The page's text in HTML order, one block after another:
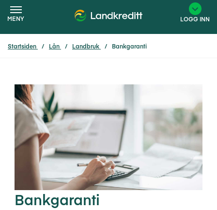
MENY LOGG INN
Startsiden Lån Landbruk Bankgaranti
Bankgaranti